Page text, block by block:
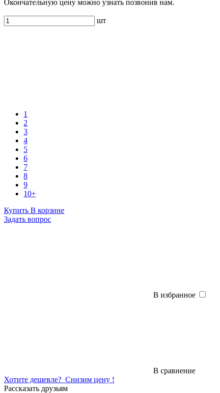
Окончательную цену можно узнать позвонив нам.
шт
1
2
3
4
5
6
7
8
9
10+
Купить В корзине
Задать вопрос
В избранное
В сравнение
Хотите дешевле? Снизим цену !
Рассказать друзьям